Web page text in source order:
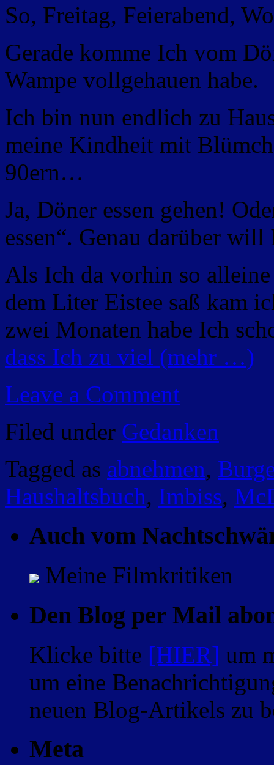
So, Freitag, Feierabend,
Gerade komme Ich vom
Wampe vollgehauen habe.
Ich bin nun endlich zu
meine Kindheit mit
90ern…
Ja, Döner essen gehen!
essen“. Genau darüber
Als Ich da vorhin so
dem Liter Eistee saß kam
zwei Monaten habe Ich
dass Ich zu viel (mehr …)
Leave a Comment
Filed under Gedanken
Tagged as abnehmen,
Haushaltsbuch, Imbiss,
Auch vom
Meine Filmkritiken
Den Blog per Mail
Klicke bitte [HIER] um
um eine
neuen Blog-Artikels zu
Meta